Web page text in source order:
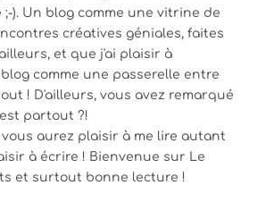
;-). Un blog comme une vitrine de
créatives géniales, faites
et que j'ai plaisir à
comme une passerelle entre
! D'ailleurs, vous avez remarqué
partout ?!
aurez plaisir à me lire autant
à écrire ! Bienvenue sur Le
et surtout bonne lecture !